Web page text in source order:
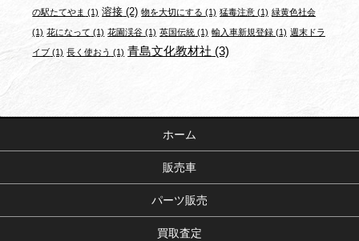
の駅たてやま (1) 溶接 (2) 物を大切にする (1) 猛毒注意 (1) 緑黄色社会
(1) 花になって (1) 花園渓谷 (1) 英国伝統 (1) 輸入車新規登録(1) 週末ドラ
イブ (1) 長く使おう (1) 青島文化教材社 (3)
ホーム
販売車
パーツ販売
買取査定